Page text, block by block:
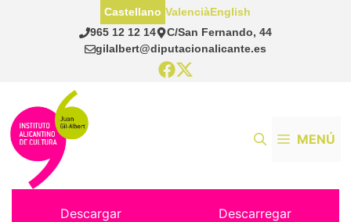
965 12 12 14
C/San Fernando, 44
gilalbert@diputacionalicante.es
Castellano ValenciàEnglish
MENÚ
Descargar
Descarregar